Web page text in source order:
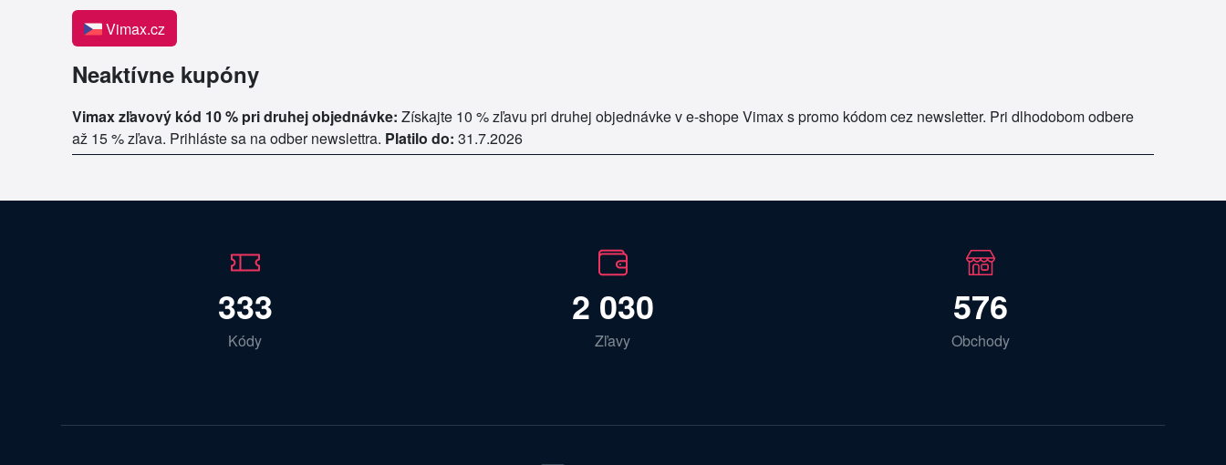
Vimax.cz
Neaktívne kupóny
Vimax zľavový kód 10 % pri druhej objednávke: Získajte 10 % zľavu pri druhej objednávke v e-shope Vimax s promo kódom cez newsletter. Pri dlhodobom odbere
až 15 % zľava. Prihláste sa na odber newslettra. Platilo do: 31.7.2026
333
Kódy
2 030
Zľavy
576
Obchody